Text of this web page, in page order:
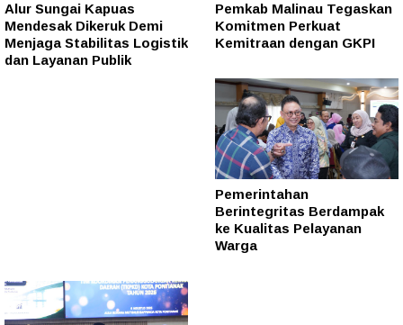
Alur Sungai Kapuas
Mendesak Dikeruk Demi
Menjaga Stabilitas Logistik
dan Layanan Publik
Pemkab Malinau Tegaskan
Komitmen Perkuat
Kemitraan dengan GKPI
Pemerintahan
Berintegritas Berdampak
ke Kualitas Pelayanan
Warga